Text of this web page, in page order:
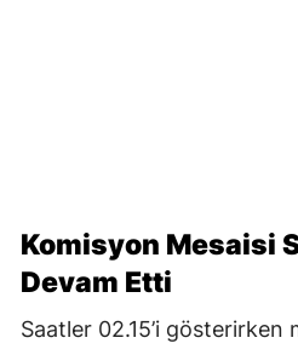
Komisyon Mesaisi
Devam Etti
Saatler 02.15’i gösterirken